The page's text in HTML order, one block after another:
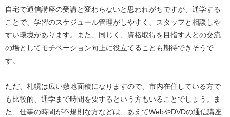
自宅で通信講座の受講と変わらないと思われがちですが、通学する
ことで、学習のスケジュール管理がしやすく、スタッフと相談しや
すい環境があります。また、同じく、資格取得を目指す人との交流
の場としてモチベーション向上に役立てることも期待できそうで
す。
ただ、札幌は広い敷地面積になりますので、市内在住している方で
も比較的、通学まで時間を要するという方もいることでしょう。ま
た、仕事の時間が不規則な方などは、あえてWebやDVDの通信講座